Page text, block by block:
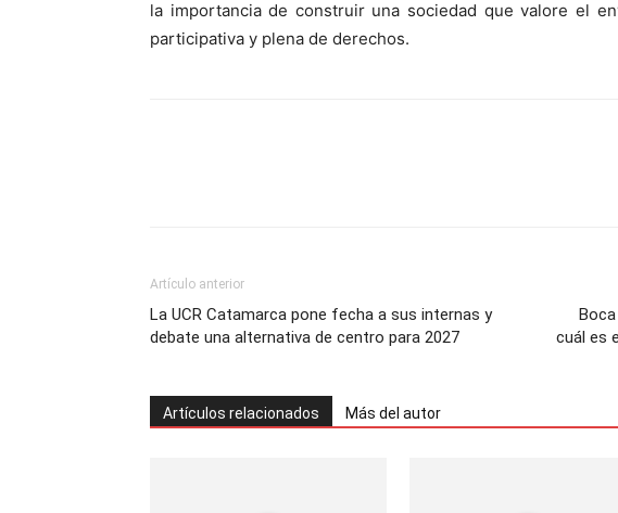
la importancia de construir una sociedad que valore el
participativa y plena de derechos.
Artículo anterior
La UCR Catamarca pone fecha a sus internas y
debate una alternativa de centro para 2027
cuál es
Artículos relacionados Más del autor